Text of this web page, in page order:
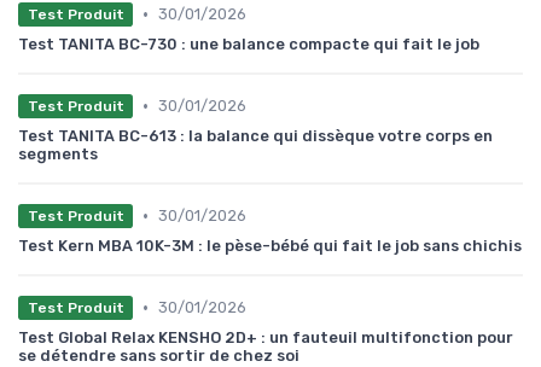
Test Produit • 30/01/2026
Test TANITA BC-730 : une balance compacte qui fait le job
Test Produit • 30/01/2026
Test TANITA BC-613 : la balance qui dissèque votre corps en
segments
Test Produit • 30/01/2026
Test Kern MBA 10K-3M : le pèse-bébé qui fait le job sans chichis
Test Produit • 30/01/2026
Test Global Relax KENSHO 2D+ : un fauteuil multifonction pour
se détendre sans sortir de chez soi